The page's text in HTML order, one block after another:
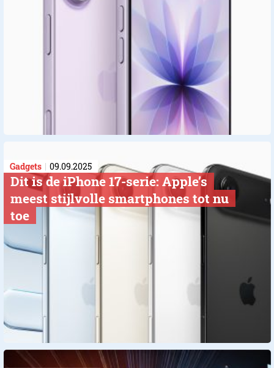
Gadgets 09.09.2025
Dit is de iPhone 17-serie: Apple’s
meest stijlvolle smartphones tot nu
toe